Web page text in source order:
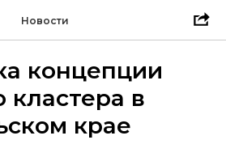
Новости
концепции
кластера в
крае